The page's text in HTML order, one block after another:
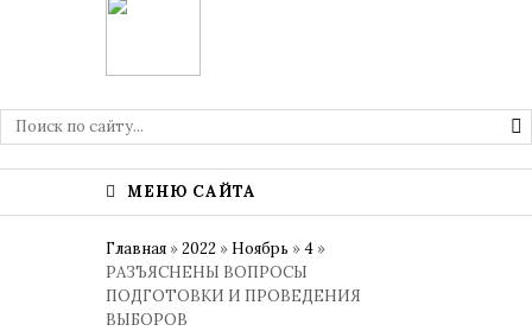
МЕНЮ САЙТА
Главная »2022 » Ноябрь »4 »
РАЗЪЯСНЕНЫ ВОПРОСЫ
ПОДГОТОВКИ И ПРОВЕДЕНИЯ
ВЫБОРОВ